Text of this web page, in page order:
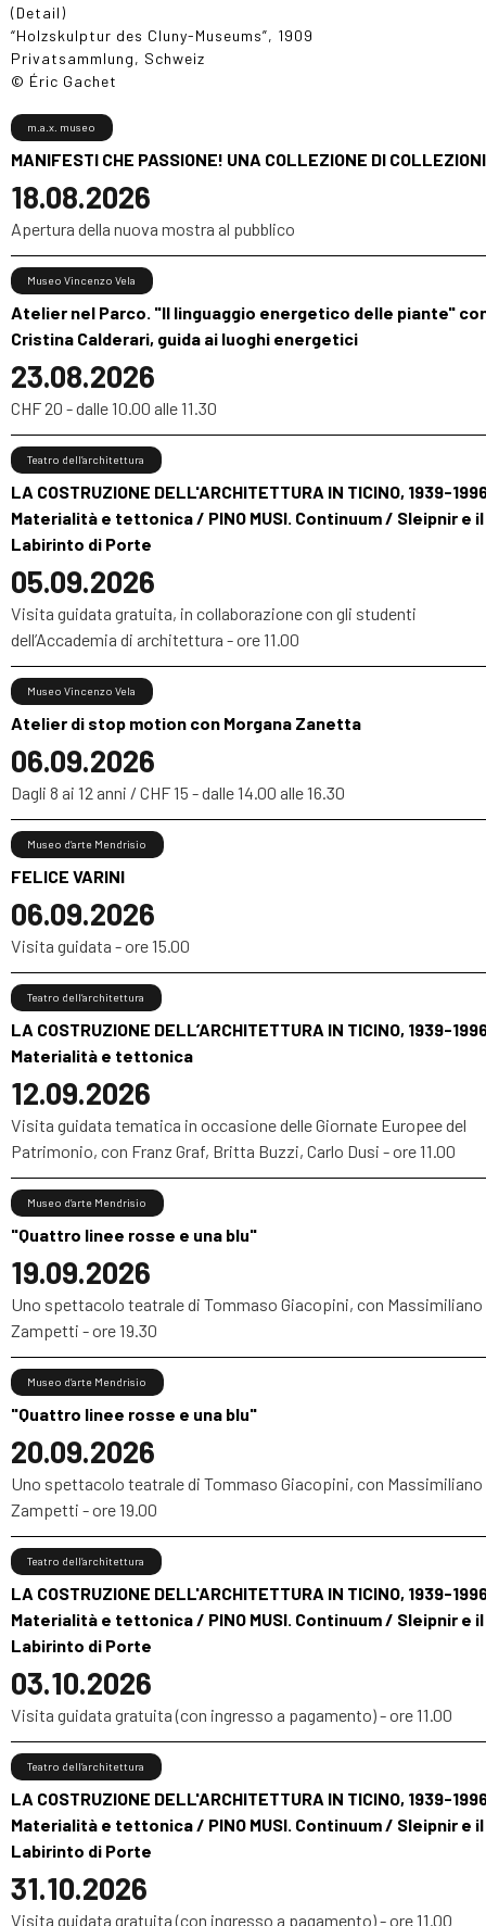
(Detail)
“Holzskulptur des Cluny-Museums”, 1909
Privatsammlung, Schweiz
© Éric Gachet
MANIFESTI CHE PASSIONE! UNA COLLEZIONE DI COLLEZIONI
18.08.2026
m.a.x. museo
Apertura della nuova mostra al pubblico
Atelier nel Parco. "Il linguaggio energetico delle piante"
Cristina Calderari, guida ai luoghi energetici
23.08.2026
Museo Vincenzo Vela
CHF 20 - dalle 10.00 alle 11.30
LA COSTRUZIONE DELL'ARCHITETTURA IN TICINO, 1939-
Materialità e tettonica / PINO MUSI. Continuum / Sleipnir e il
Labirinto di Porte
05.09.2026
Teatro dell’architettura
Visita guidata gratuita, in collaborazione con gli studenti
dell’Accademia di architettura - ore 11.00
Atelier di stop motion con Morgana Zanetta
06.09.2026
Museo Vincenzo Vela
Dagli 8 ai 12 anni / CHF 15 - dalle 14.00 alle 16.30
FELICE VARINI
06.09.2026
Museo d’arte Mendrisio
Visita guidata - ore 15.00
LA COSTRUZIONE DELL’ARCHITETTURA IN TICINO, 1939-
Materialità e tettonica
12.09.2026
Teatro dell’architettura
Visita guidata tematica in occasione delle Giornate Europee del
Patrimonio, con Franz Graf, Britta Buzzi, Carlo Dusi - ore 11.00
"Quattro linee rosse e una blu"
19.09.2026
Museo d’arte Mendrisio
Uno spettacolo teatrale di Tommaso Giacopini, con Massimiliano
Zampetti - ore 19.30
"Quattro linee rosse e una blu"
20.09.2026
Museo d’arte Mendrisio
Uno spettacolo teatrale di Tommaso Giacopini, con Massimiliano
Zampetti - ore 19.00
LA COSTRUZIONE DELL'ARCHITETTURA IN TICINO, 1939-
Materialità e tettonica / PINO MUSI. Continuum / Sleipnir e il
Labirinto di Porte
03.10.2026
Teatro dell’architettura
Visita guidata gratuita (con ingresso a pagamento) - ore 11.00
LA COSTRUZIONE DELL'ARCHITETTURA IN TICINO, 1939-
Materialità e tettonica / PINO MUSI. Continuum / Sleipnir e il
Labirinto di Porte
31.10.2026
Teatro dell’architettura
Visita guidata gratuita (con ingresso a pagamento) - ore 11.00